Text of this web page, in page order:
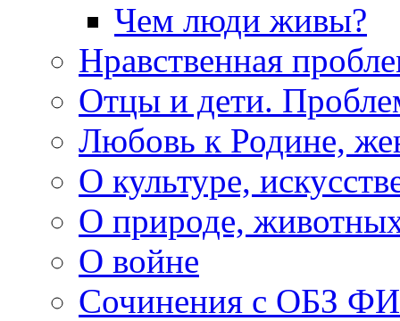
Чем люди живы?
Нравственная
Отцы и дети.
Любовь к Родине,
О культуре,
О природе,
О войне
Сочинения с ОБЗ